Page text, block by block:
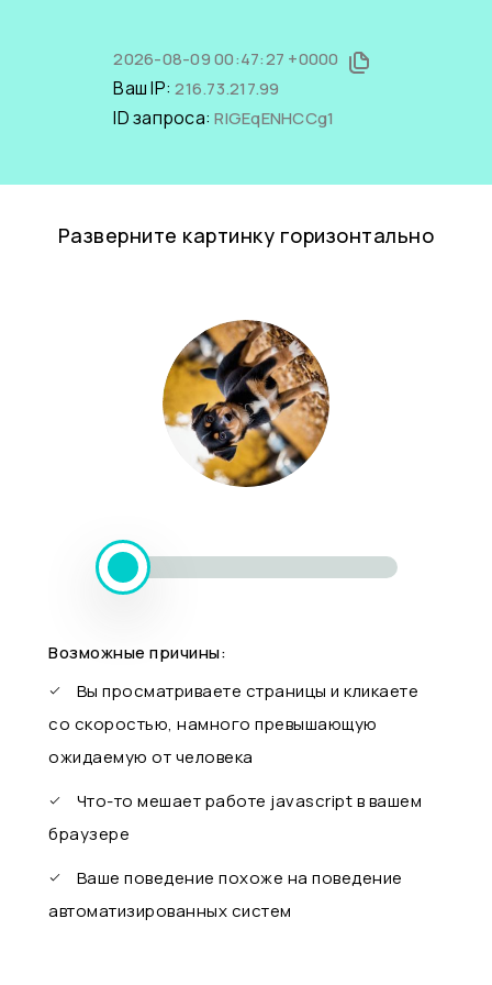
2026-08-09 00:47:27 +0000
Ваш IP:216.73.217.99
ID запроса:RlGEqENHCCg1
Разверните картинку горизонтально
Возможные причины:
Вы просматриваете страницы и кликаете
со скоростью, намного превышающую
ожидаемую от человека
Что-то мешает работе javascript в вашем
браузере
Ваше поведение похоже на поведение
автоматизированных систем